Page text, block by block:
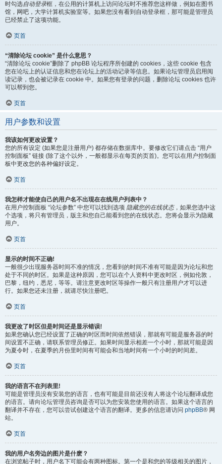
时勾选自动登录框，在公用的计算机上访问论坛时不推荐您这样做，例如在图书
馆，网吧，大学计算机实验室等。如果您没有看到自动登录框，那可能是管理员
已经禁止了这项功能。
页首
“清除论坛 cookie” 是什么意思？
“清除论坛 cookie”删除了 phpBB 论坛程序所创建的 cookies，这些 cookie 包含
您在论坛上的认证信息和您在论坛上的活动记录等信息。如果论坛管理员启用阅
读记录，也会被记录在 cookie 中。如果您有登录的问题，删除论坛 cookies 也许
可以帮到您。
页首
用户参数和设置
我该如何更改设置？
您的所有设定 (如果您是注册用户) 都存储在数据库中。要修改它们请点击 “用户
控制面板” 链接 (除了这个以外，一般都显示在每页的页首)。您可以在用户控制面
板中更改您的各种偏好设定。
页首
我怎样才能使自己的用户名不出现在在线用户列表中？
在用户控制面板 “论坛参数” 中您可以找到选项 隐藏您的在线状态，如果您选中这
个选项，将只有管理员，版主和您自己能看到您的在线状态。您将会显示为隐藏
用户。
页首
显示的时间不正确!
一般很少出现服务器时间不准的情况，您看到的时间不准有可能是因为论坛和您
处于不同的时区。如果是这种原因，您可以在个人资料中更改时区，例如伦敦，
巴黎，纽约，悉尼，等等。请注意更改时区等操作一般只有注册用户才可以进
行。如果您还未注册，就请尽快注册吧。
页首
我更改了时区但是时间还是显示错误!
如果您确认您已经设置了正确的时区而时间依然错误，那就有可能是服务器的时
间设置不正确，请联系管理员修正。如果时间显示相差一个小时，那就可能是因
为夏令时，在夏季的月份里时间有可能会和当地时间有一个小时的时间差。
页首
我的语言不在列表里!
可能是管理员没有安装您的语言，也有可能是目前还没有人将这个论坛翻译成您
的语言。请向论坛管理员咨询是否可以为您安装您使用的语言。如果这个语言的
翻译并不存在，您可以尝试创建这个语言的翻译。更多的信息请访问 phpBB® 网
站。
页首
我的用户名旁边的图片是什麽？
在浏览帖子时，用户名下可能会有两种图标。第一个是和您的等级相关的图片，